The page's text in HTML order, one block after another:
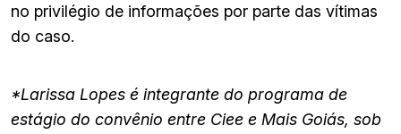
no privilégio de informações por parte das vítimas
do caso.
*Larissa Lopes é integrante do programa de
estágio do convênio entre Ciee e Mais Goiás, sob